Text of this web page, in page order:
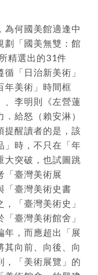
為何國美館適逢中
劃「國美無雙：館
精選出的31件
循「日治新美術」
年美術」時間框
、李明則《左營蓮
給怒（賴安淋）
提醒讀者的是，該
」時，不只在「年
大突破，也試圖跳
「臺灣美術展
「臺灣美術史書
「臺灣美術史」
臺灣美術館舍」
年，而應超出「展
其向前、向後、向
，「美術展覽」的